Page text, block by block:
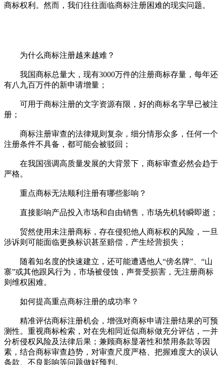
商标权利。然而，我们往往面临商标注册困难的现实问题。
为什么商标注册越来越难？
我国商标总量大，现有3000万件的注册商标存量，每年还
有八九百万件的新申请增量；
可用于商标注册的文字资源有限，好的商标名字早已被注
册；
商标注册审查的法律规则复杂，细分情形众多，任何一个
注册条件不具备，都可能会被驳回；
在我国强调高质量发展的大背景下，商标审查必然会趋于
严格。
重点商标无法顺利注册有哪些影响？
直接影响产品投入市场和自由销售，市场先机转瞬即逝；
贸然使用未注册商标，存在侵犯他人商标权的风险，一旦
涉诉则可能面临更换标识甚至赔偿，产生经营损失；
随着知名度的快速建立，还可能遭遇他人“傍名牌”、“山
寨”或其他跟风行为，市场被侵蚀，声誉受损害，无注册商标
则维权困难。
如何提高重点商标注册的成功率？
精准评估商标注册机会，增强对商标申请注册结果的可预
测性。重视商标检索，对在先相同近似商标做充分评估，一并
分析侵权风险及法律后果；兼顾商标显著性和禁用条款等因
素，结合商标审查趋势，对审查尺度严格、把握难度大的误认
条款、不良影响等问题做好预判。